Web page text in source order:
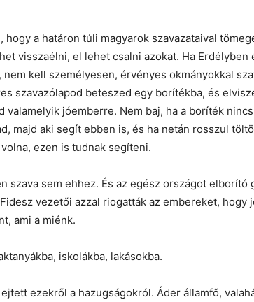
hogy a határon túli magyarok szavazataival
visszaélni, el lehet csalni azokat. Ha Erdélyben
nem kell személyesen, érvényes okmányokkal
szavazólapod beteszed egy borítékba, és
valamelyik jóemberre. Nem baj, ha a boríték
majd aki segít ebben is, és ha netán rosszul
ezen is tudnak segíteni.
szava sem ehhez. És az egész országot elborító
vezetői azzal riogatták az embereket, hogy
ami a miénk.
iskolákba, lakásokba.
ezekről a hazugságokról. Áder államfő,